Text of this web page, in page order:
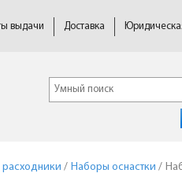
выдачи Доставка
расходники / Наборы оснастки /